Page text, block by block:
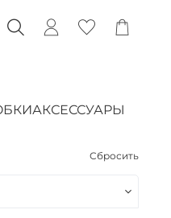
АКСЕССУАРЫ
Сбросить